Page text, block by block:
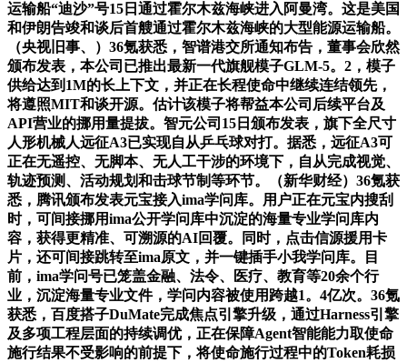
运输船“迪沙”号15日通过霍尔木兹海峡进入阿曼湾。这是美国
和伊朗告竣和谈后首艘通过霍尔木兹海峡的大型能源运输船。
（央视旧事、）36氪获悉，智谱港交所通知布告，董事会欣然
颁布发表，本公司已推出最新一代旗舰模子GLM-5。2，模子
供给达到1M的长上下文，并正在长程使命中继续连结领先，
将遵照MIT和谈开源。估计该模子将帮益本公司后续平台及
API营业的挪用量提拔。智元公司15日颁布发表，旗下全尺寸
人形机械人远征A3已实现自从乒乓球对打。据悉，远征A3可
正在无遥控、无脚本、无人工干涉的环境下，自从完成视觉、
轨迹预测、活动规划和击球节制等环节。（新华财经）36氪获
悉，腾讯颁布发表元宝接入ima学问库。用户正在元宝内搜刮
时，可间接挪用ima公开学问库中沉淀的海量专业学问库内
容，获得更精准、可溯源的AI回覆。同时，点击信源援用卡
片，还可间接跳转至ima原文，并一键插手小我学问库。目
前，ima学问号已笼盖金融、法令、医疗、教育等20余个行
业，沉淀海量专业文件，学问内容被使用跨越1。4亿次。36氪
获悉，百度搭子DuMate完成焦点引擎升级，通过Harness引擎
及多项工程层面的持续调优，正在保障Agent智能能力取使命
施行结果不受影响的前提下，将使命施行过程中的Token耗损